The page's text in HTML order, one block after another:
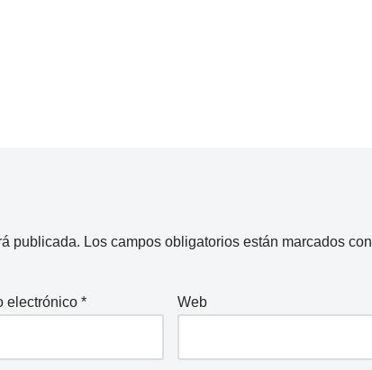
publicada. Los campos obligatorios están marcados con
electrónico* Web